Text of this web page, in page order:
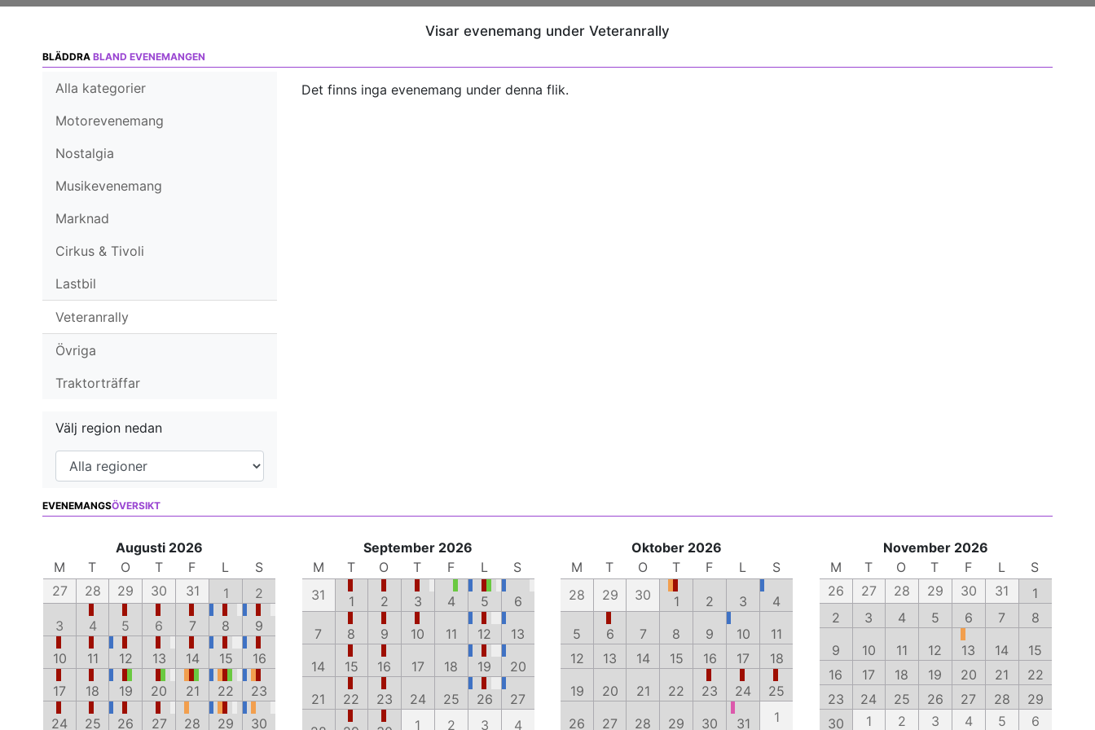
Visar evenemang under Veteranrally
BLÄDDRA BLAND EVENEMANGEN
Alla kategorier
Motorevenemang
Nostalgia
Musikevenemang
Marknad
Cirkus & Tivoli
Lastbil
Veteranrally
Övriga
Traktorträffar
Välj region nedan
Det finns inga evenemang under denna flik.
EVENEMANGSÖVERSIKT
Augusti 2026
M
T O T F L
S
27
28 29 30 31 1
2
3
4 5 6 7 8
9
10
11 12 13 14 15
16
17
18 19 20 21 22
23
24
25 26 27 28 29 30
September 2026
M
T O T F L
S
31
1 2 3 4 5
6
7
8 9 10 11 12
13
14
15 16 17 18 19
20
21
22 23 24 25 26
27
1 2 3 4
Oktober 2026
M
T O T F L
S
28
29 30 1 2 3
4
5
6 7 8 9 10
11
12
13 14 15 16 17
18
19
20 21 22 23 24
25
26
27 28 29 30 31 1
November 2026
M
T O T F L
S
26
27 28 29 30 31
1
2
3 4 5 6 7
8
9
10 11 12 13 14
15
16
17 18 19 20 21
22
23
24 25 26 27 28
29
30
1 2 3 4 5 6